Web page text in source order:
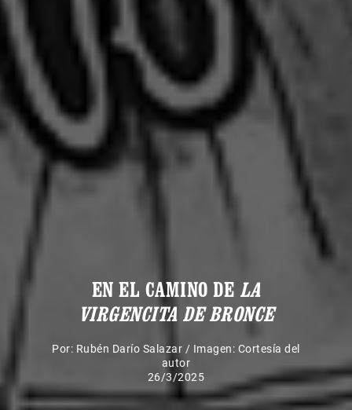
EN EL CAMINO DE LA
VIRGENCITA DE BRONCE
Por: Rubén Darío Salazar / Imagen: Cortesía del
autor
26/3/2025